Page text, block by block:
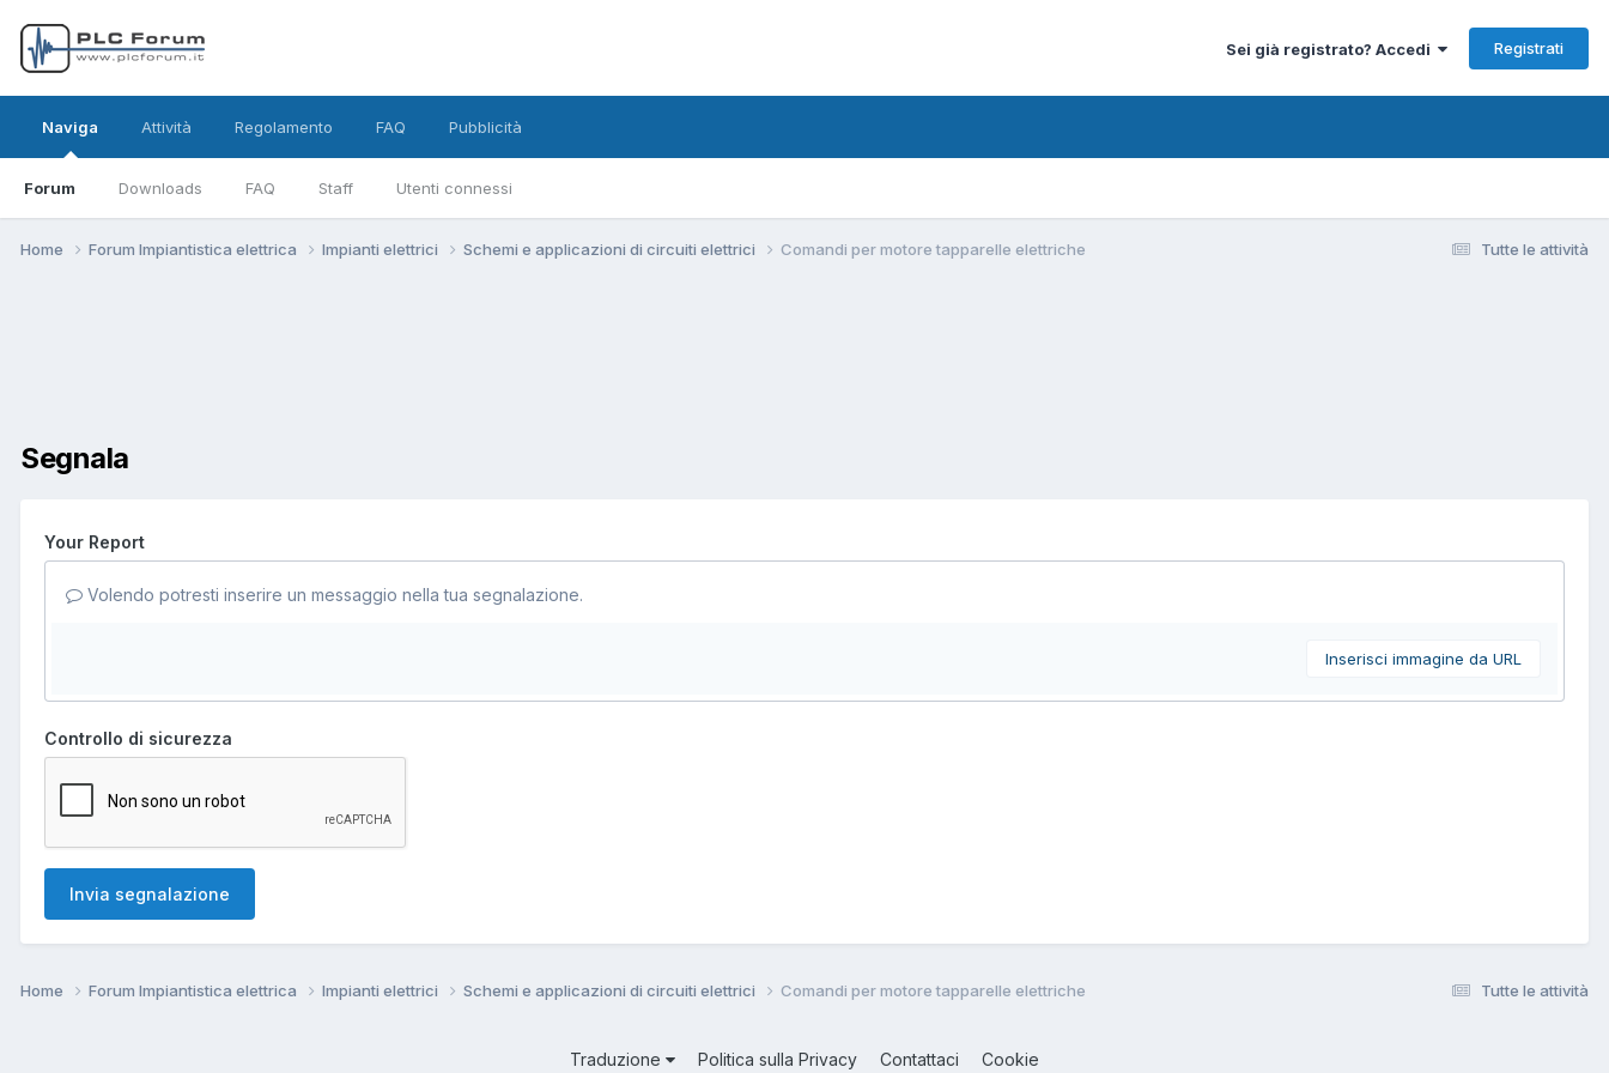
Sei già registrato? Accedi Registrati
Naviga
Forum Downloads FAQ Staff Utenti connessi
Attività Regolamento FAQ Pubblicità
Tutte le attività
Home Forum Impiantistica elettrica Impianti elettrici Schemi e applicazioni di circuiti elettrici Comandi per motore tapparelle elettriche
Segnala
Your Report
Volendo potresti inserire un messaggio nella tua segnalazione.
Inserisci immagine da URL
Controllo di sicurezza
Invia segnalazione
Tutte le attività
Home Forum Impiantistica elettrica Impianti elettrici Schemi e applicazioni di circuiti elettrici Comandi per motore tapparelle elettriche
Traduzione Politica sulla Privacy Contattaci Cookie